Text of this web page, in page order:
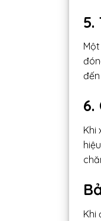
5.
6.
Khi
Khi